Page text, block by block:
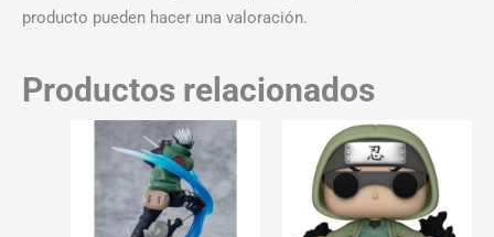
producto pueden hacer una valoración.
Productos relacionados